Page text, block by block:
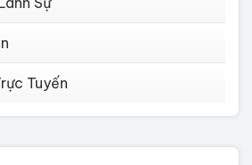
Tuyến
làm Lý lịch tư pháp tại Đà